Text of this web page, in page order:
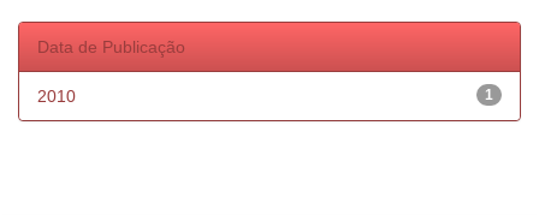
Data de Publicação
1
2010